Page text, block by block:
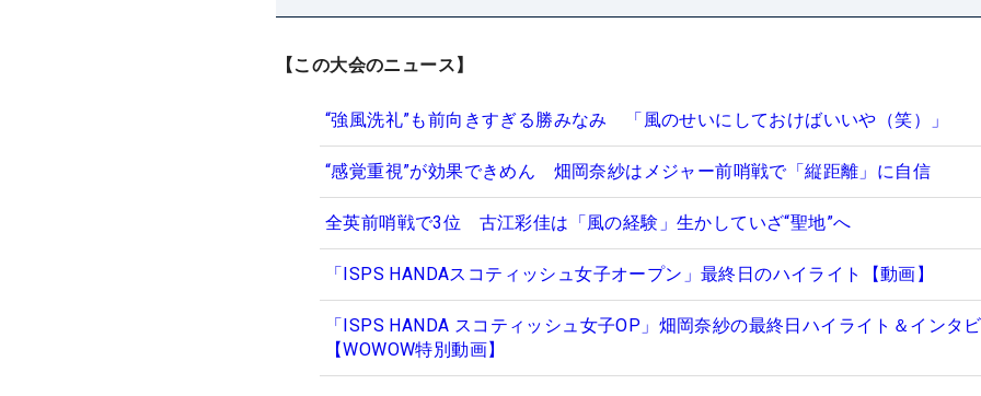
【この大会のニュース】
“強風洗礼”も前向きすぎる勝みなみ 「風のせいにしておけばいいや（笑）」
“感覚重視”が効果できめん 畑岡奈紗はメジャー前哨戦で「縦距離」に自信
全英前哨戦で3位 古江彩佳は「風の経験」生かしていざ“聖地”へ
「ISPS HANDAスコティッシュ女子オープン」最終日のハイライト【動画】
「ISPS HANDA スコティッシュ女子OP」畑岡奈紗の最終日ハイライト＆インタ
【WOWOW特別動画】